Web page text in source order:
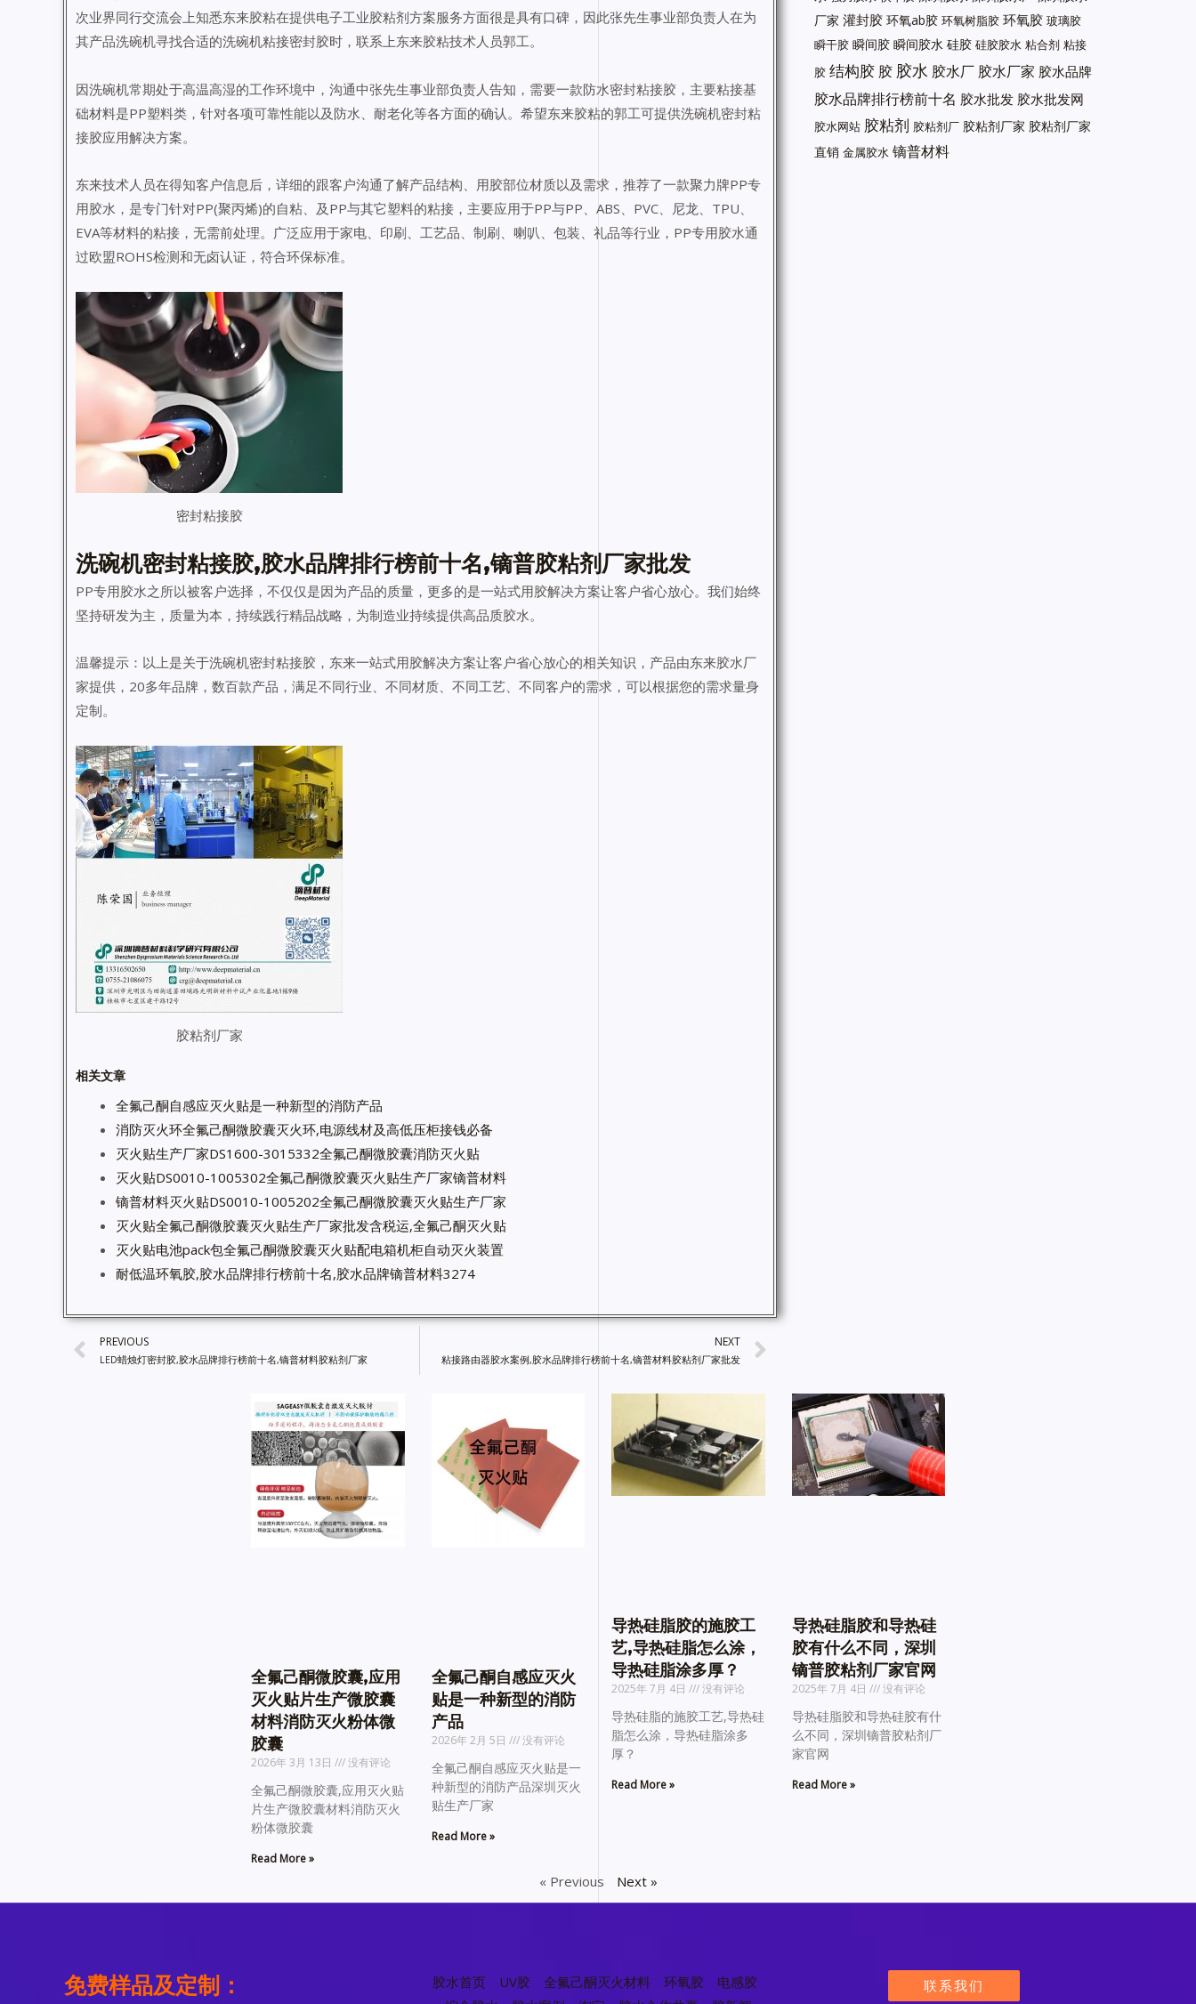
次业界同行交流会上知悉东来胶粘在提供电子工业胶粘剂方案服务方面很是具有口碑，因此张先生事业部负责人在为
其产品洗碗机寻找合适的洗碗机粘接密封胶时，联系上东来胶粘技术人员郭工。
因洗碗机常期处于高温高湿的工作环境中，沟通中张先生事业部负责人告知，需要一款防水密封粘接胶，主要粘接基
础材料是PP塑料类，针对各项可靠性能以及防水、耐老化等各方面的确认。希望东来胶粘的郭工可提供洗碗机密封粘
接胶应用解决方案。
东来技术人员在得知客户信息后，详细的跟客户沟通了解产品结构、用胶部位材质以及需求，推荐了一款聚力牌PP专
用胶水，是专门针对PP(聚丙烯)的自粘、及PP与其它塑料的粘接，主要应用于PP与PP、ABS、PVC、尼龙、TPU、
EVA等材料的粘接，无需前处理。广泛应用于家电、印刷、工艺品、制刷、喇叭、包装、礼品等行业，PP专用胶水通
过欧盟ROHS检测和无卤认证，符合环保标准。
密封粘接胶
洗碗机密封粘接胶,胶水品牌排行榜前十名,镝普胶粘剂厂家批发
PP专用胶水之所以被客户选择，不仅仅是因为产品的质量，更多的是一站式用胶解决方案让客户省心放心。我们始终
坚持研发为主，质量为本，持续践行精品战略，为制造业持续提供高品质胶水。
温馨提示：以上是关于洗碗机密封粘接胶，东来一站式用胶解决方案让客户省心放心的相关知识，产品由东来胶水厂
家提供，20多年品牌，数百款产品，满足不同行业、不同材质、不同工艺、不同客户的需求，可以根据您的需求量身
定制。
胶粘剂厂家
相关文章
全氟己酮自感应灭火贴是一种新型的消防产品
消防灭火环全氟己酮微胶囊灭火环,电源线材及高低压柜接钱必备
灭火贴生产厂家DS1600-3015332全氟己酮微胶囊消防灭火贴
灭火贴DS0010-1005302全氟己酮微胶囊灭火贴生产厂家镝普材料
镝普材料灭火贴DS0010-1005202全氟己酮微胶囊灭火贴生产厂家
灭火贴全氟己酮微胶囊灭火贴生产厂家批发含税运,全氟己酮灭火贴
灭火贴电池pack包全氟己酮微胶囊灭火贴配电箱机柜自动灭火装置
耐低温环氧胶,胶水品牌排行榜前十名,胶水品牌镝普材料3274
PREVIOUS
LED蜡烛灯密封胶,胶水品牌排行榜前十名,镝普材料胶粘剂厂家
NEXT
粘接路由器胶水案例,胶水品牌排行榜前十名,镝普材料胶粘剂厂家批发
厂家 灌封胶 环氧ab胶 环氧树脂胶 环氧胶 玻璃胶
瞬干胶 瞬间胶 瞬间胶水 硅胶 硅胶胶水 粘合剂 粘接
胶 结构胶 胶 胶水 胶水厂 胶水厂家 胶水品牌
胶水品牌排行榜前十名 胶水批发 胶水批发网
胶水网站 胶粘剂 胶粘剂厂 胶粘剂厂家 胶粘剂厂家
直销 金属胶水 镝普材料
全氟己酮微胶囊,应用
灭火贴片生产微胶囊
材料消防灭火粉体微
胶囊
2026年 3月 13日 没有评论
全氟己酮微胶囊,应用灭火贴
片生产微胶囊材料消防灭火
粉体微胶囊
Read More »
全氟己酮自感应灭火
贴是一种新型的消防
产品
2026年 2月 5日 没有评论
全氟己酮自感应灭火贴是一
种新型的消防产品深圳灭火
贴生产厂家
Read More »
导热硅脂胶的施胶工
艺,导热硅脂怎么涂，
导热硅脂涂多厚？
2025年 7月 4日 没有评论
导热硅脂的施胶工艺,导热硅
脂怎么涂，导热硅脂涂多
厚？
Read More »
导热硅脂胶和导热硅
胶有什么不同，深圳
镝普胶粘剂厂家官网
2025年 7月 4日 没有评论
导热硅脂胶和导热硅胶有什
么不同，深圳镝普胶粘剂厂
家官网
Read More »
« Previous Next »
免费样品及定制： 胶水首页 UV胶 全氟己酮灭火材料 环氧胶
电感胶
联系我们